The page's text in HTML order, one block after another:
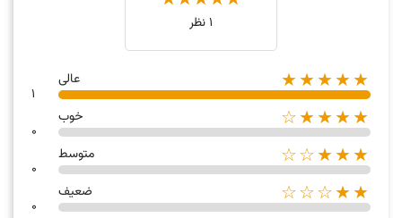
1 نظر
★★★★★ عالی
1
★★★★☆
خوب
0
★★★☆☆
متوسط
0
★★☆☆☆
ضعیف
0